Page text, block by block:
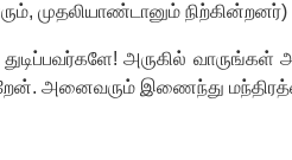
, முதலியாண்டானும் நிற்கின்றனர்)
அருகில்
அனைவரும் இணைந்து